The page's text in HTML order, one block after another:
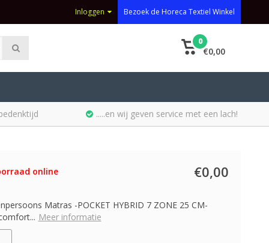
Inloggen Bezoek de Horeca Textiel Winkel
0
€0,00
.....en wij geven service met een lach!
online €0,00
Matras -POCKET HYBRID 7 ZONE 25 CM-
Meer informatie